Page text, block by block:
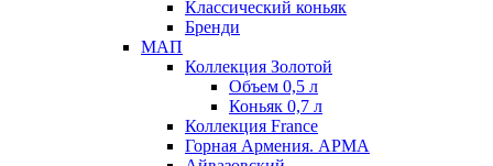
Классический коньяк
Бренди
МАП
Коллекция Золотой
Объем 0,5 л
Коньяк 0,7 л
Коллекция France
Горная Армения. АРМА